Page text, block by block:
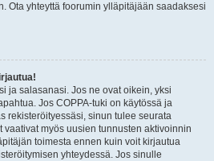
Ota yhteyttä foorumin ylläpitäjään saadaksesi
ja salasanasi. Jos ne ovat oikein, yksi
Jos COPPA-tuki on käytössä ja
rekisteröityessäsi, sinun tulee seurata
vaativat myös uusien tunnusten aktivoinnin
toimesta ennen kuin voit kirjautua
yhteydessä. Jos sinulle